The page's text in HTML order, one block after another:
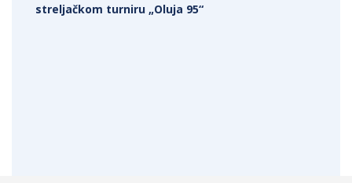
streljačkom turniru „Oluja 95“